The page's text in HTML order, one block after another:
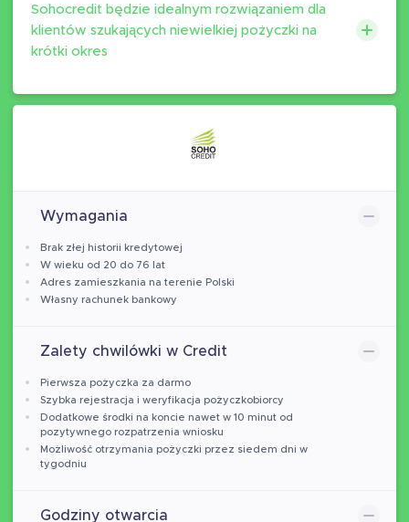
Sohocredit będzie idealnym rozwiązaniem dla
klientów szukających niewielkiej pożyczki na
krótki okres
Wymagania
Brak złej historii kredytowej
W wieku od 20 do 76 lat
Adres zamieszkania na terenie Polski
Własny rachunek bankowy
Zalety chwilówki w Credit
Pierwsza pożyczka za darmo
Szybka rejestracja i weryfikacja pożyczkobiorcy
Dodatkowe środki na koncie nawet w 10 minut od
pozytywnego rozpatrzenia wniosku
Możliwość otrzymania pożyczki przez siedem dni w
tygodniu
Godziny otwarcia